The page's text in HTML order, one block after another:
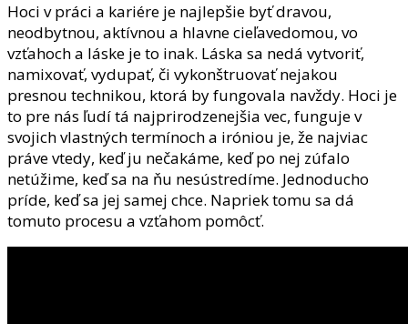
Hoci v práci a kariére je najlepšie byť dravou,
neodbytnou, aktívnou a hlavne cieľavedomou, vo
vzťahoch a láske je to inak. Láska sa nedá vytvoriť,
namixovať, vydupať, či vykonštruovať nejakou
presnou technikou, ktorá by fungovala navždy. Hoci je
to pre nás ľudí tá najprirodzenejšia vec, funguje v
svojich vlastných termínoch a iróniou je, že najviac
práve vtedy, keď ju nečakáme, keď po nej zúfalo
netúžime, keď sa na ňu nesústredíme. Jednoducho
príde, keď sa jej samej chce. Napriek tomu sa dá
tomuto procesu a vzťahom pomôcť.